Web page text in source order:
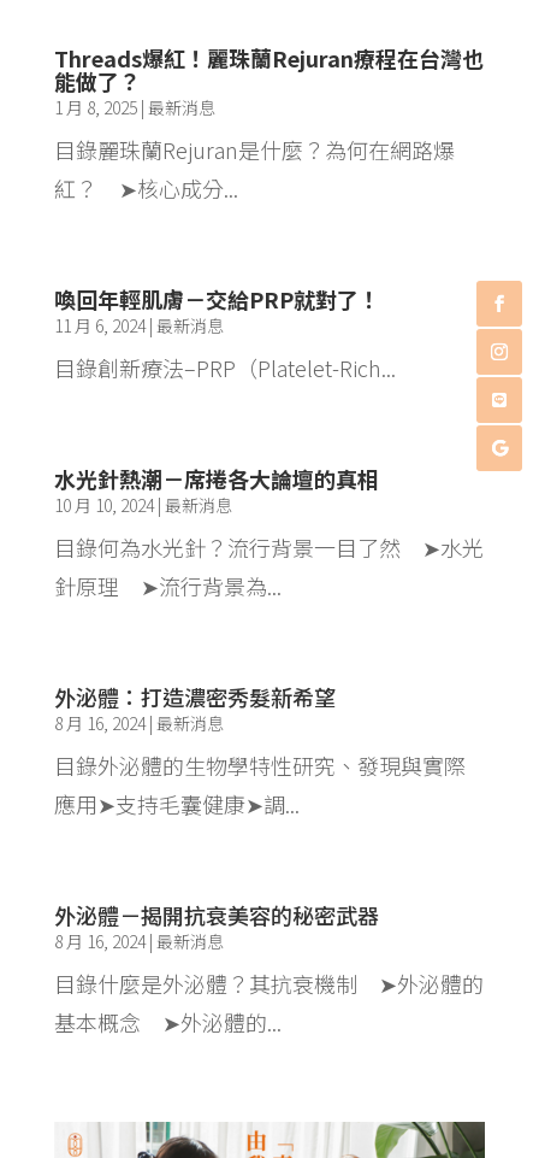
Threads爆紅！麗珠蘭Rejuran療程在台灣也
能做了？
1 月 8, 2025| 最新消息
目錄麗珠蘭Rejuran是什麼？為何在網路爆
紅？ ➤核心成分...
喚回年輕肌膚－交給PRP就對了！
11 月 6, 2024| 最新消息
目錄創新療法–PRP（Platelet-Rich...
水光針熱潮－席捲各大論壇的真相
10 月 10, 2024| 最新消息
目錄何為水光針？流行背景一目了然 ➤水光
針原理 ➤流行背景為...
外泌體：打造濃密秀髮新希望
8 月 16, 2024| 最新消息
目錄外泌體的生物學特性研究、發現與實際
應用➤支持毛囊健康➤調...
外泌體－揭開抗衰美容的秘密武器
8 月 16, 2024| 最新消息
目錄什麼是外泌體？其抗衰機制 ➤外泌體的
基本概念 ➤外泌體的...